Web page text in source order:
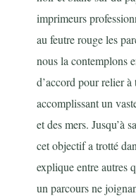
imprimeurs
au feutre rouge les
nous la contemplons
d’accord pour relier à
accomplissant un
et des mers. Jusqu’à
cet objectif a trotté
explique entre autres
un parcours ne